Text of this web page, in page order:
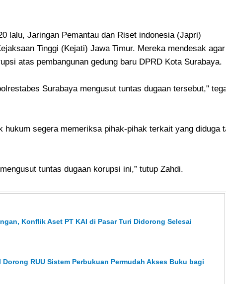
lalu, Jaringan Pemantau dan Riset indonesia (Japri)
Tinggi (Kejati) Jawa Timur. Mereka mendesak agar
atas pembangunan gedung baru DPRD Kota Surabaya.
Surabaya mengusut tuntas dugaan tersebut,"
hukum segera memeriksa pihak-pihak terkait yang diduga
tuntas dugaan korupsi ini,” tutup Zahdi.
Konflik Aset PT KAI di Pasar Turi Didorong Selesai
Dorong RUU Sistem Perbukuan Permudah Akses Buku bagi